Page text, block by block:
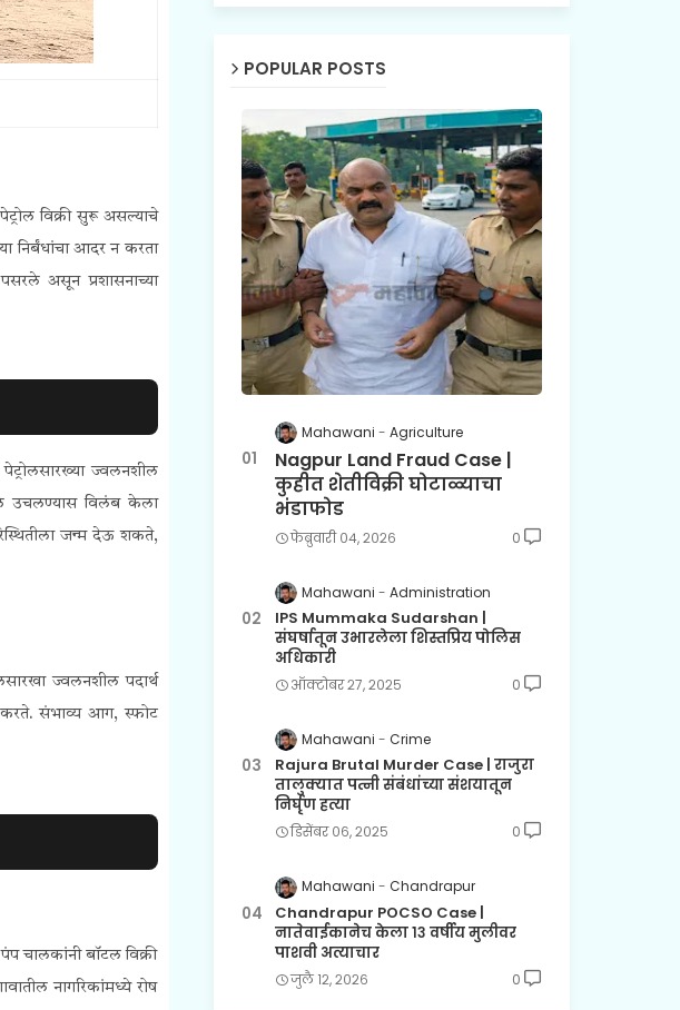
विक्री सुरू असल्याचे
निर्बंधांचा आदर न करता
असून प्रशासनाच्या
ज्वलनशील
उचलण्यास विलंब केला
जन्म देऊ शकते,
ज्वलनशील पदार्थ
करते. संभाव्य आग, स्फोट
चालकांनी बॉटल विक्री
नागरिकांमध्ये रोष
POPULAR POSTS
Mahawani Agriculture
Nagpur Land Fraud Case |
कुहीत शेतीविक्री घोटाळ्याचा
भंडाफोड
फेब्रुवारी ०४, २०२६ 0
Mahawani Administration
IPS Mummaka Sudarshan |
संघर्षातून उभारलेला शिस्तप्रिय पोलिस
अधिकारी
ऑक्टोबर २७, २०२५ 0
Mahawani Crime
Rajura Brutal Murder Case | राजुरा
तालुक्यात पत्नी संबंधांच्या संशयातून
निर्घृण हत्या
डिसेंबर ०६, २०२५ 0
Mahawani Chandrapur
Chandrapur POCSO Case |
नातेवाईकानेच केला १३ वर्षीय मुलीवर
पाशवी अत्याचार
जुलै १२, २०२६ 0